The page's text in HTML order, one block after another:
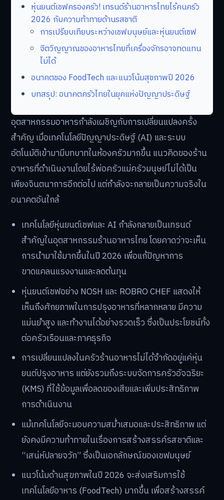
หุ่นยนต์เชฟครองครัว! เทรนด์ร้านอาหารไทยไร้คนครัว
2026 กับความท้าทายด้านรสชาติ
การเปรียบเทียบระหว่างเชฟมนุษย์และหุ่นยนต์เชฟ
จิตวิญญาณของอาหารไทยที่เครื่องจักรอาจทดแทน
ไม่ได้
อนาคตของ FoodTech และแนวโน้มสุขภาพปี 2026
บทสรุป: อนาคตครัวไทยในยุคแห่งปัญญาประดิษฐ์
อุตสาหกรรมอาหารกำลังเผชิญกับการเปลี่ยนแปลงครั้ง
สำคัญ เมื่อเทคโนโลยีปัญญาประดิษฐ์ (AI) และระบบ
อัตโนมัติเข้ามามีบทบาทในห้องครัวมากขึ้น แนวคิดของร้าน
อาหารที่ดำเนินงานโดยไร้พ่อครัวแม่ครัวมนุษย์ไม่ได้เป็น
เพียงจินตนาการอีกต่อไป แต่กำลังจะกลายเป็นความจริงใน
อนาคตอันใกล้
เทคโนโลยีหุ่นยนต์เชฟและ AI กำลังกลายเป็นเทรนด์
สำคัญในอุตสาหกรรมร้านอาหารไทย โดยคาดว่าจะเห็น
การนำมาใช้มากขึ้นในปี 2026 เพื่อแก้ปัญหาการ
ขาดแคลนแรงงานและลดต้นทุน
หุ่นยนต์เชฟอย่าง NOSH และ ROBRO CHEF แสดงให้
เห็นถึงศักยภาพในการปรุงอาหารที่หลากหลาย มีความ
แม่นยำสูง และทำงานได้อย่างรวดเร็ว ซึ่งเป็นประโยชน์ทั้ง
ต่อครัวเรือนและภาคธุรกิจ
การเปลี่ยนแปลงในครัวร้านอาหารไม่ได้จำกัดอยู่แค่หุ่น
ยนต์ปรุงอาหาร แต่ยังรวมถึงระบบจัดการครัวอัจฉริยะ
(KMS) ที่ใช้ข้อมูลเพื่อลดของเสียและเพิ่มประสิทธิภาพ
การดำเนินงาน
แม้เทคโนโลยีจะมอบความสม่ำเสมอและประสิทธิภาพ แต่
ยังคงมีความท้าทายในเรื่องการสร้างสรรค์รสชาติและ
“เสน่ห์ปลายจวัก” ซึ่งเป็นเอกลักษณ์ของเชฟมนุษย์
แนวโน้มด้านสุขภาพในปี 2026 จะส่งเสริมการใช้
เทคโนโลยีอาหาร (FoodTech) มากขึ้น เพื่อสร้างสรรค์